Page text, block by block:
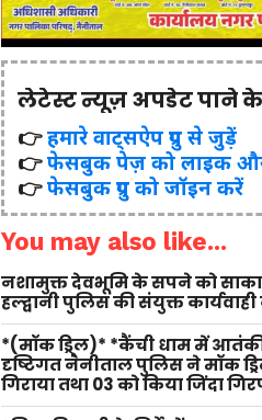
लेटेस्ट न्यूज़ अपडेट पाने
👉हमारे वाट्सऐप ग्रुप से जुड़ें
👉फेसबुक पेज़ को लाइक
👉फेसबुक ग्रुप को जॉइन करें
You may also like...
नशामुक्त देवभूमि के सपने को
हल्द्वानी पुलिस की संयुक्त
*(मॉक ड्रिल)* *कैंची धाम में
दृष्टिगत नैनीताल पुलिस ने मॉक
गिराया तथा 03 को किया जिंदा